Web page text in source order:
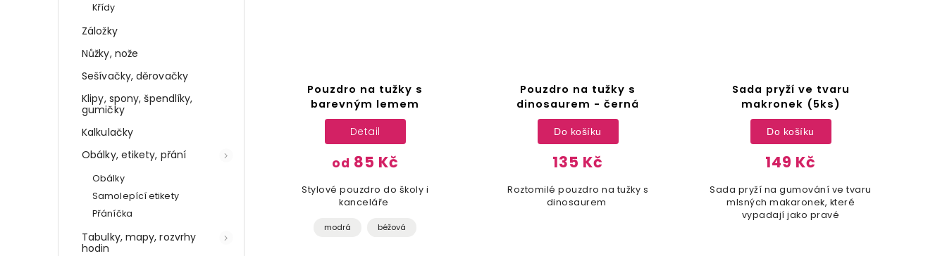
Křídy
Záložky
Nůžky, nože
Sešívačky, děrovačky
Klipy, spony, špendlíky,
gumičky
Kalkulačky
Obálky, etikety, přání
Obálky
Samolepící etikety
Přáníčka
Tabulky, mapy, rozvrhy
hodin
tužky
299 Kč
Do košíku
Stylový a praktický penál pro
Vašeho školáka
Pouzdro na tužky s
barevným lemem
od 85 Kč
Detail
Stylové pouzdro do školy i
kanceláře
modrá béžová
Pouzdro na tužky s
dinosaurem - černá
135 Kč
Do košíku
Roztomilé pouzdro na tužky s
dinosaurem
Sada pryží ve tvaru
makronek (5ks)
149 Kč
Do košíku
Sada pryží na gumování ve tvaru
mlsných makaronek, které
vypadají jako pravé